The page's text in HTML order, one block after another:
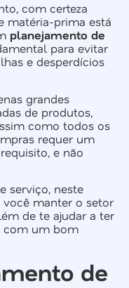
com certeza
matéria-prima está
planejamento de
para evitar
e desperdícios
grandes
de produtos,
como todos os
requer um
e não
serviço, neste
você manter o setor
de te ajudar a ter
com um bom
de